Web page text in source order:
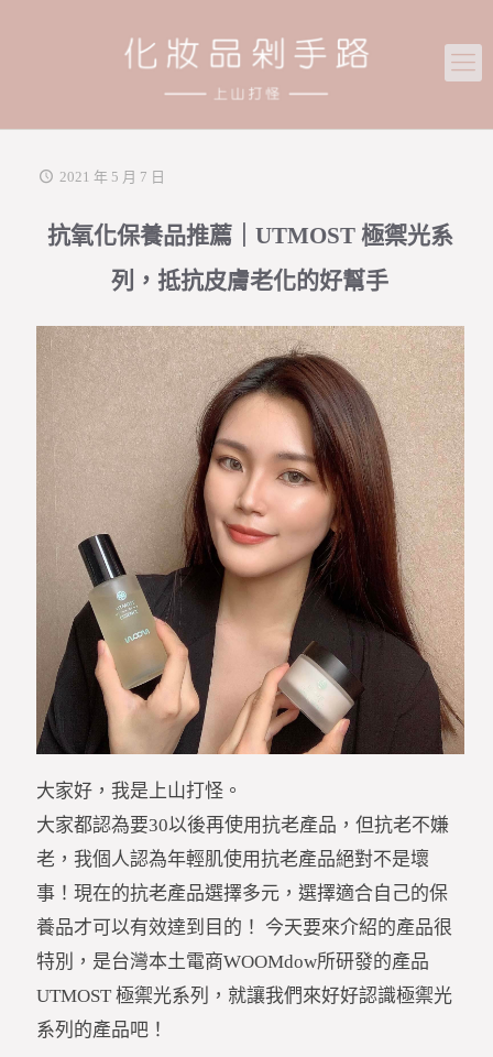
2021 年 5 月 7 日
抗氧化保養品推薦｜UTMOST 極禦光系
列，抵抗皮膚老化的好幫手
大家好，我是上山打怪。
大家都認為要30以後再使用抗老產品，但抗老不嫌
老，我個人認為年輕肌使用抗老產品絕對不是壞
事！現在的抗老產品選擇多元，選擇適合自己的保
養品才可以有效達到目的！ 今天要來介紹的產品很
特別，是台灣本土電商WOOMdow所研發的產品
UTMOST 極禦光系列，就讓我們來好好認識極禦光
系列的產品吧！